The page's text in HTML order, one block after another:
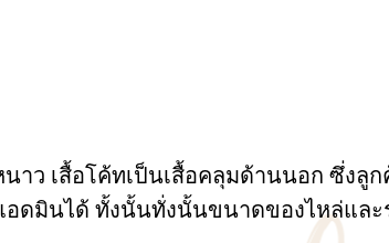
าว เสื้อโค้ทเป็นเสื้อคลุมด้านนอก ซึ่งลู
อดมินได้ ทั้งนั้นทั่งนั้นขนาดของไหล่แล